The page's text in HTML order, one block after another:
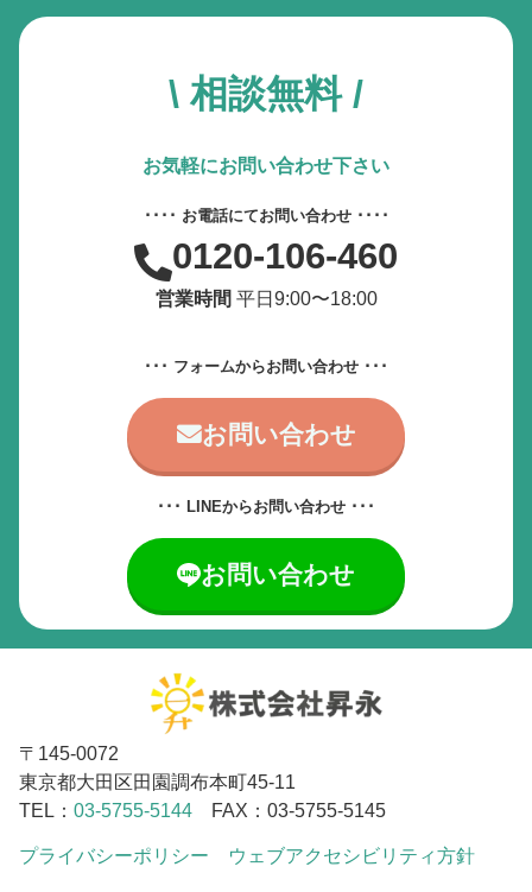
\ 相談無料 /
お気軽にお問い合わせ下さい
････ お電話にてお問い合わせ ････
0120-106-460
営業時間 平日9:00〜18:00
･･･ フォームからお問い合わせ ･･･
お問い合わせ
･･･ LINEからお問い合わせ ･･･
お問い合わせ
〒145-0072
東京都大田区田園調布本町45-11
TEL： 03-5755-5144 FAX：03-5755-5145
プライバシーポリシー ウェブアクセシビリティ方針